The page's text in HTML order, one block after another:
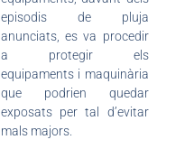
episodis de pluja
anunciats, es va procedir
a protegir els
equipaments i maquinària
que podrien quedar
exposats per tal d’evitar
mals majors.